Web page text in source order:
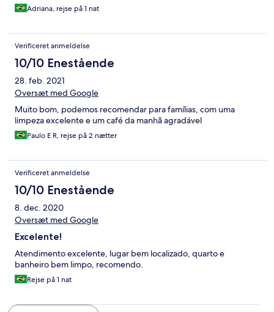
Adriana, rejse på 1 nat
Verificeret anmeldelse
10/10 Enestående
28. feb. 2021
Oversæt med Google
Muito bom, podemos recomendar para famílias, com uma
limpeza excelente e um café da manhã agradável
Paulo E R, rejse på 2 nætter
Verificeret anmeldelse
10/10 Enestående
8. dec. 2020
Oversæt med Google
Excelente!
Atendimento excelente, lugar bem localizado, quarto e
banheiro bem limpo, recomendo.
Rejse på 1 nat